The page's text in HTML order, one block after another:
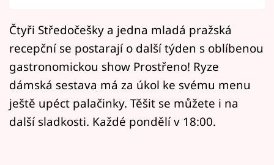
Přihlášení
Sledujte nás
Čtyři Středočešky a jedna mladá pražská
recepční se postarají o další týden s oblíbenou
gastronomickou show Prostřeno! Ryze
dámská sestava má za úkol ke svému menu
ještě upéct palačinky. Těšit se můžete i na
další sladkosti. Každé pondělí v 18:00.